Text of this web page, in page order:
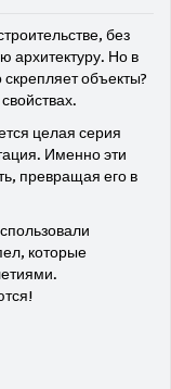
без
архитектуру. Но в
объекты?
целая серия
Именно эти
превращая его в
которые